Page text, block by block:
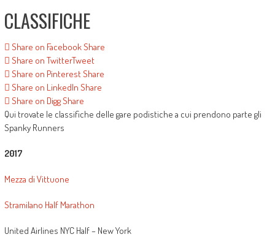
CLASSIFICHE
Share on FacebookShare
Share on TwitterTweet
Share on PinterestShare
Share on LinkedIn Share
Share on DiggShare
Qui trovate le classifiche delle gare podistiche a cui prendono parte gli
Spanky Runners
2017
Mezza di Vittuone
Stramilano Half Marathon
United Airlines NYC Half – New York